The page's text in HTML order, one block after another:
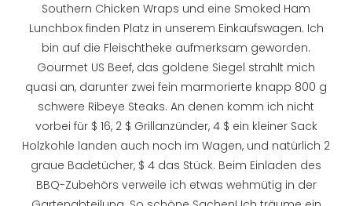
Southern Chicken Wraps und eine Smoked Ham
Lunchbox finden Platz in unserem Einkaufswagen. Ich
bin auf die Fleischtheke aufmerksam geworden.
Gourmet US Beef, das goldene Siegel strahlt mich
quasi an, darunter zwei fein marmorierte knapp 800 g
schwere Ribeye Steaks. An denen komm ich nicht
vorbei für $ 16, 2 $ Grillanzünder, 4 $ ein kleiner Sack
Holzkohle landen auch noch im Wagen, und natürlich 2
graue Badetücher, $ 4 das Stück. Beim Einladen des
BBQ-Zubehörs verweile ich etwas wehmütig in der